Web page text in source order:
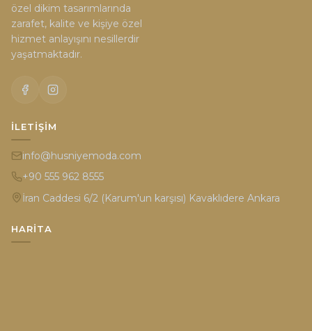
özel dikim tasarımlarında
zarafet, kalite ve kişiye özel
hizmet anlayışını nesillerdir
yaşatmaktadır.
İLETIŞIM
info@husniyemoda.com
+90 555 962 8555
İran Caddesi 6/2 (Karum'un karşısı) Kavaklıdere Ankara
HARITA